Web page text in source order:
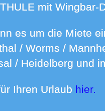
mit
/ Worms /
/ Heidelberg und
Ihren Urlaub hier.